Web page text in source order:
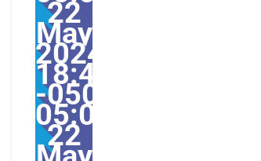
22
May
2024
18:49:00
-0500-
05:000031#/
22